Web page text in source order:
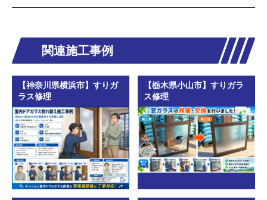
関連施工事例
【神奈川県横浜市】すりガ
ラス修理
【栃木県小山市】すりガラ
ス修理